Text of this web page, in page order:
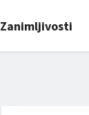
Zanimljivosti